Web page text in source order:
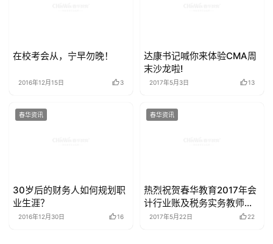
在校考会从，宁早勿晚！
2016年12月15日 3
达康书记喊你来体验CMA周
末沙龙啦!
2017年5月3日 13
春华资讯
30岁后的财务人如何规划职
业生涯？
2016年12月30日 16
春华资讯
热烈祝贺春华教育2017年会
计行业账及税务实务教师实
训营圆满落幕
2017年5月22日 22